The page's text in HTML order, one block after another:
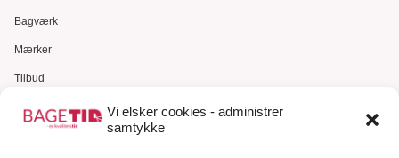
Vi elsker cookies - administrer
samtykke
Bagværk
Mærker
Tilbud
Gavekort
Kundeservice